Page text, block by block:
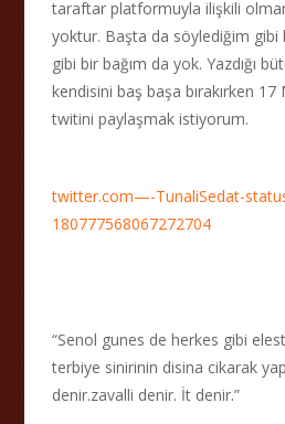
taraftar platformuyla ilişkili
yoktur. Başta da söylediğim gibi
gibi bir bağım da yok. Yazdığı
kendisini baş başa bırakırken
twitini paylaşmak istiyorum.
twitter.com—-TunaliSedat-
180777568067272704
“Senol gunes de herkes gibi
terbiye sinirinin disina cikarak
denir.zavalli denir. İt denir.”